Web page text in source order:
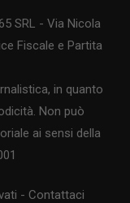
SRL - Via Nicola
Fiscale e Partita
in quanto
Non può
ai sensi della
- Contattaci